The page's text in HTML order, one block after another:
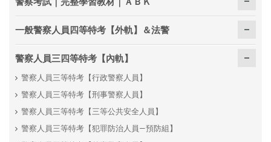
一般警察人員四等特考【外軌】＆法警
警察人員三四等特考【內軌】
警察人員三等特考【行政警察人員】
警察人員三等特考【刑事警察人員】
警察人員三等特考【三等公共安全人員】
警察人員三等特考【犯罪防治人員—預防組】